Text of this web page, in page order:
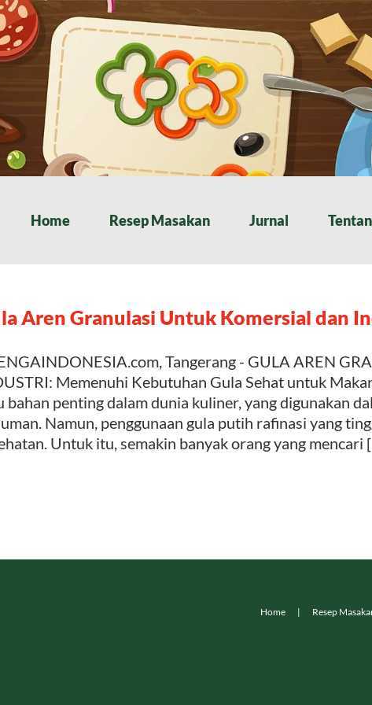
Home Resep Masakan Jurnal
Aren Granulasi Untuk Komersial dan
Tangerang - GULA AREN
Memenuhi Kebutuhan Gula Sehat untuk
bahan penting dalam dunia kuliner, yang digunakan
Namun, penggunaan gula putih rafinasi yang
Untuk itu, semakin banyak orang yang mencari
Home Resep